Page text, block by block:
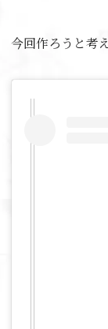
今回作ろうと考